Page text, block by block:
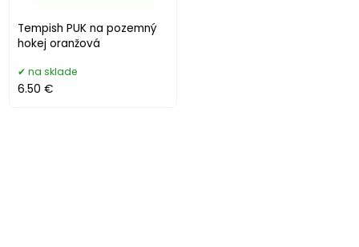
Tempish PUK na pozemný
hokej oranžová
na sklade
6.50 €